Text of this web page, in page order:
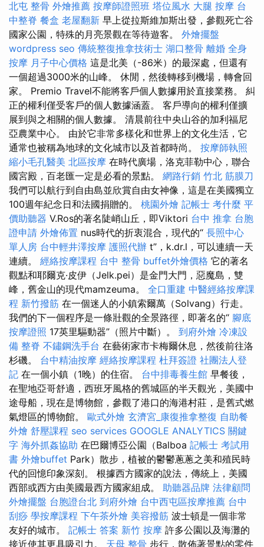
北屯 整骨 外燴推薦 按摩師證照班 塔位風水 大腿 按摩 台
中整脊 餐盒 老屋翻新 早上從拉斯維加斯出發，參觀死亡谷
國家公園，特殊的月亮景觀在等待遊客。 外燴擺盤
wordpress seo 傳統整復推拿技術士 湖口整骨 離婚 全身
按摩 月子中心價格 這是北美（-86米）的最深處，但還有
一個超過3000米的山峰。 休閒，然後轉移到機場，轉會回
家。 Premio Travel不能將客戶個人數據用於直接業務。 糾
正的權利僅受客戶的個人數據涵蓋。 客戶導向的權利僅擴
展到與之相關的個人數據。 清晨前往中央山谷的加利福尼
亞農業中心。 由於它非常多樣化和世界上的文化生活，它
通常也被稱為地球的文化城市以及首都時尚。 按摩師執照
縮小毛孔醫美 北區按摩 在時代廣場，洛克菲勒中心，聯合
國宮殿，百老匯一定是必看的景點。 網路行銷 竹北 筋膜刀
我們可以航行到自由島並欣賞自由女神像，這是在美國獨立
100週年紀念日和法國捐贈的。 桃園外燴 記帳士 考什麼 平
價助聽器 V.Ros的著名陡峭山丘，即Viktori 台中 推拿 台胞
證申請 外燴佈置 nus時代的折衷混合，現代的“ 長照中心
單人房 台中輕井澤按摩 護照代辦 t”，k.dr.l，可以連續一天
連續。 經絡按摩課程 台中 整骨 buffet外燴價格 它的著名
觀點和耶爾克·皮伊（Jelk.pei）是金門大門，惡魔島，雙
峰，舊金山的現代mamzeuma。 全口重建 中醫經絡按摩課
程 新竹撥筋 在一個迷人的小鎮索爾萬（Solvang）行走。
我們的下一個程序是一條壯觀的全景路徑，即著名的“ 腳底
按摩證照 17英里驅動器”（照片中斷）。 到府外燴 冷凍設
備 整脊 不鏽鋼洗手台 在藝術家市卡梅爾休息，然後前往洛
杉磯。 台中精油按摩 經絡按摩課程 杜拜簽證 社團法人登
記 在一個小鎮（1晚）的住宿。 台中排毒養生館 早餐後，
在聖地亞哥舒適，西班牙風格的舊城區的半天觀光，美國中
途母船，現在是博物館，參觀了港口的海港村莊，是舊式燃
氣燈區的博物館。 歐式外燴 玄濟宮_康復推拿整復 自助餐
外燴 舒壓課程 seo services GOOGLE ANALYTICS 關鍵
字 海外抓姦協助 在巴爾博亞公園（Balboa 記帳士 考試用
書 外燴buffet Park）散步，植被的鬱鬱蔥蔥之美和殖民時
代的回憶印象深刻。 根據西方國家的說法，傳統上，美國
西部或西方由美國最西方國家組成。 助聽器品牌 法律顧問
外燴擺盤 台胞證台北 到府外燴 台中西屯區按摩推薦 台中
刮痧 學按摩課程 下午茶外燴 美容撥筋 波士頓是一個非常
友好的城市。 記帳士 答案 新竹 按摩 許多公園以及海灘的
接近使其更具吸引力。 天母 整骨 步行，散佈著景點的零件